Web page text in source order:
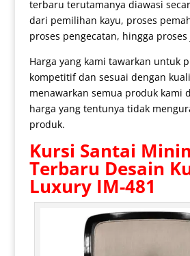
terbaru terutamanya diawasi
dari pemilihan kayu, proses
proses pengecatan, hingga proses
Harga yang kami tawarkan untuk
kompetitif dan sesuai dengan
menawarkan semua produk kami
harga yang tentunya tidak
produk.
Kursi Santai
Terbaru Desain
Luxury IM-481